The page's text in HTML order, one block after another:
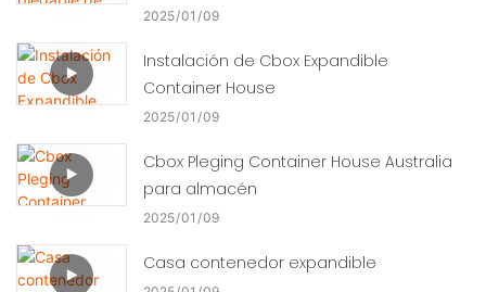
2025 01 09
Instalación de Cbox Expandible
Container House
2025 01 09
Cbox Pleging Container House Australia
para almacén
2025 01 09
Casa contenedor expandible